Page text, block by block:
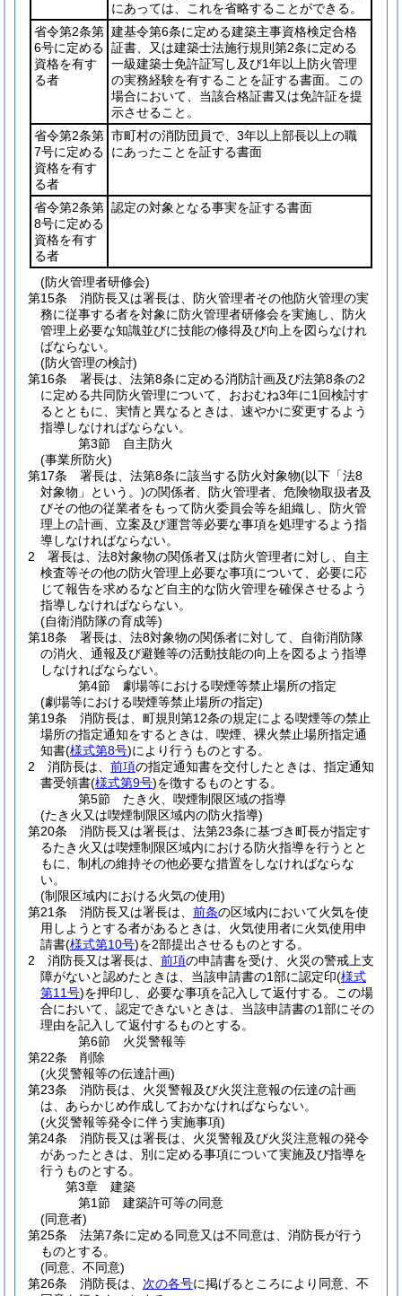
にあっては、これを省略することができる。
省令第2条第
6号に定める
資格を有す
る者
建基令第6条に定める建築主事資格検定合格
証書、又は建築士法施行規則第2条に定める
一級建築士免許証写し及び1年以上防火管理
の実務経験を有することを証する書面。この
場合において、当該合格証書又は免許証を提
示させること。
省令第2条第
7号に定める
資格を有す
る者
市町村の消防団員で、3年以上部長以上の職
にあったことを証する書面
省令第2条第
8号に定める
資格を有す
る者
認定の対象となる事実を証する書面
(防火管理者研修会)
第15条
消防長又は署長は、防火管理者その他防火管理の実
務に従事する者を対象に防火管理者研修会を実施し、防火
管理上必要な知識並びに技能の修得及び向上を図らなけれ
ばならない。
(防火管理の検討)
第16条
署長は、法第8条に定める消防計画及び法第8条の2
に定める共同防火管理について、おおむね3年に1回検討す
るとともに、実情と異なるときは、速やかに変更するよう
指導しなければならない。
第3節
自主防火
(事業所防火)
第17条
署長は、法第8条に該当する防火対象物(以下「法8
対象物」という。)の関係者、防火管理者、危険物取扱者及
びその他の従業者をもって防火委員会等を組織し、防火管
理上の計画、立案及び運営等必要な事項を処理するよう指
導しなければならない。
2
署長は、法8対象物の関係者又は防火管理者に対し、自主
検査等その他の防火管理上必要な事項について、必要に応
じて報告を求めるなど自主的な防火管理を確保させるよう
指導しなければならない。
(自衛消防隊の育成等)
第18条
署長は、法8対象物の関係者に対して、自衛消防隊
の消火、通報及び避難等の活動技能の向上を図るよう指導
しなければならない。
第4節
劇場等における喫煙等禁止場所の指定
(劇場等における喫煙等禁止場所の指定)
第19条
消防長は、町規則第12条の規定による喫煙等の禁止
場所の指定通知をするときは、喫煙、裸火禁止場所指定通
知書(様式第8号)により行うものとする。
2
消防長は、 前項の指定通知書を交付したときは、指定通知
書受領書(様式第9号)を徴するものとする。
第5節
たき火、喫煙制限区域の指導
(たき火又は喫煙制限区域内の防火指導)
第20条
消防長又は署長は、法第23条に基づき町長が指定す
るたき火又は喫煙制限区域内における防火指導を行うとと
もに、制札の維持その他必要な措置をしなければならな
い。
(制限区域内における火気の使用)
第21条
消防長又は署長は、 前条の区域内において火気を使
用しようとする者があるときは、火気使用者に火気使用申
請書(様式第10号)を2部提出させるものとする。
2
消防長又は署長は、 前項の申請書を受け、火災の警戒上支
障がないと認めたときは、当該申請書の1部に認定印(様式
第11号)を押印し、必要な事項を記入して返付する。
この場
合において、認定できないときは、当該申請書の1部にその
理由を記入して返付するものとする。
第6節
火災警報等
第22条
削除
(火災警報等の伝達計画)
第23条
消防長は、火災警報及び火災注意報の伝達の計画
は、あらかじめ作成しておかなければならない。
(火災警報等発令に伴う実施事項)
第24条
消防長又は署長は、火災警報及び火災注意報の発令
があったときは、別に定める事項について実施及び指導を
行うものとする。
第3章
建築
第1節
建築許可等の同意
(同意者)
第25条
法第7条に定める同意又は不同意は、消防長が行う
ものとする。
(同意、不同意)
第26条
消防長は、 次の各号に掲げるところにより同意、不